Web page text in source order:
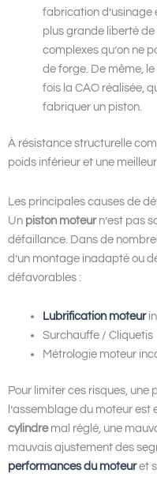
fabrication d’usinage
plus grande liberté
complexes qu’on ne
de forge. De même,
fois la CAO réalisée,
fabriquer un piston.
À résistance structurelle
poids inférieur et une
Les principales causes de
Un piston moteur n’est pas
défaillance. Dans de
d’un montage inadapté ou
défavorables :
Lubrification moteur
Surchauffe / Cliquetis
Métrologie moteur
Pour limiter ces risques, une
l’assemblage du moteur est
cylindremal réglé, une
mauvais ajustement des
performances du moteuret